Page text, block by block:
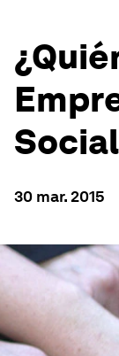
30 mar. 2015